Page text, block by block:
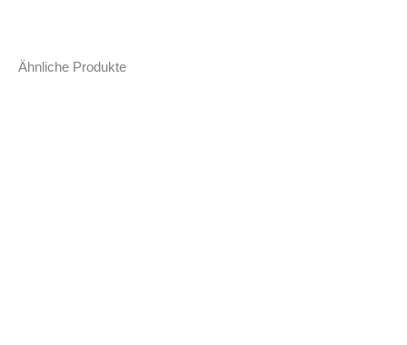
Ähnliche Produkte